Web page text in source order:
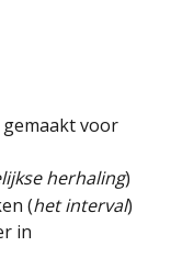
voor
herhaling)
(het interval)
in